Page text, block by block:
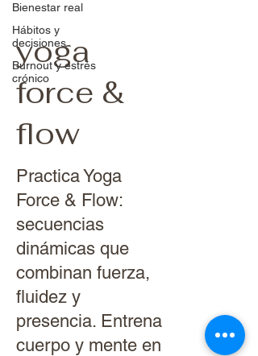
Bienestar real
Hábitos y
decisiones
Burnout y estrés
crónico
yoga
force &
flow
Practica Yoga
Force & Flow:
secuencias
dinámicas que
combinan fuerza,
fluidez y
presencia. Entrena
cuerpo y mente en